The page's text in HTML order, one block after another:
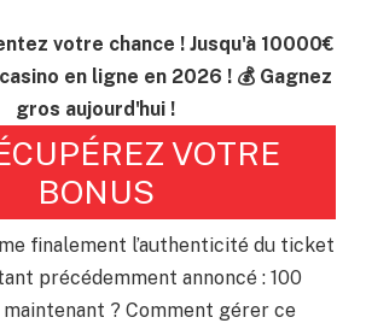
votre chance ! Jusqu'à 10000€
en ligne en 2026 ! 💰 Gagnez
gros aujourd'hui !
VOTRE
BONUS
finalement l’authenticité du ticket
précédemment annoncé : 100
? Comment gérer ce